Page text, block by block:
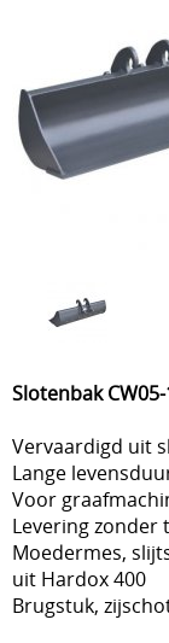
Specifiek
Onze
Slotenbak
Vervaardigd uit
Lange
Voor
Levering zonder
Moedermes,
uit Hardox 400
Brugstuk,